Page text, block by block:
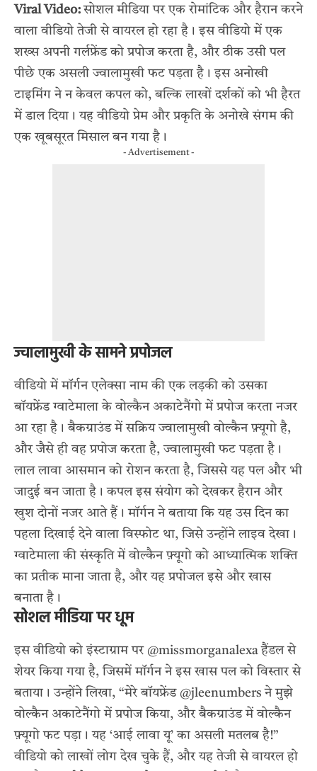
Viral Video:सोशल मीडिया पर एक रोमांटिक और हैरान करने
वाला वीडियो तेजी से वायरल हो रहा है। इस वीडियो में एक
शख्स अपनी गर्लफ्रेंड को प्रपोज करता है, और ठीक उसी पल
पीछे एक असली ज्वालामुखी फट पड़ता है। इस अनोखी
टाइमिंग ने न केवल कपल को, बल्कि लाखों दर्शकों को भी हैरत
में डाल दिया। यह वीडियो प्रेम और प्रकृति के अनोखे संगम की
एक खूबसूरत मिसाल बन गया है।
- Advertisement -
ज्वालामुखी के सामने प्रपोजल
वीडियो में मॉर्गन एलेक्सा नाम की एक लड़की को उसका
बॉयफ्रेंड ग्वाटेमाला के वोल्कैन अकाटेनैंगो में प्रपोज करता नजर
आ रहा है। बैकग्राउंड में सक्रिय ज्वालामुखी वोल्कैन फ़्यूगो है,
और जैसे ही वह प्रपोज करता है, ज्वालामुखी फट पड़ता है।
लाल लावा आसमान को रोशन करता है, जिससे यह पल और भी
जादुई बन जाता है। कपल इस संयोग को देखकर हैरान और
खुश दोनों नजर आते हैं। मॉर्गन ने बताया कि यह उस दिन का
पहला दिखाई देने वाला विस्फोट था, जिसे उन्होंने लाइव देखा।
ग्वाटेमाला की संस्कृति में वोल्कैन फ़्यूगो को आध्यात्मिक शक्ति
का प्रतीक माना जाता है, और यह प्रपोजल इसे और खास
बनाता है।
सोशल मीडिया पर धूम
इस वीडियो को इंस्टाग्राम पर @missmorganalexa हैंडल से
शेयर किया गया है, जिसमें मॉर्गन ने इस खास पल को विस्तार से
बताया। उन्होंने लिखा, “मेरे बॉयफ्रेंड @jleenumbers ने मुझे
वोल्कैन अकाटेनैंगो में प्रपोज किया, और बैकग्राउंड में वोल्कैन
फ़्यूगो फट पड़ा। यह ‘आई लावा यू’ का असली मतलब है!”
वीडियो को लाखों लोग देख चुके हैं, और यह तेजी से वायरल हो